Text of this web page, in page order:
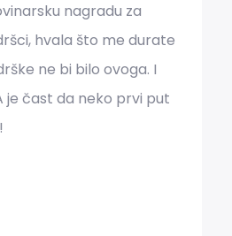
nagradu za
hvala što me durate
ne bi bilo ovoga. I
je čast da neko prvi put